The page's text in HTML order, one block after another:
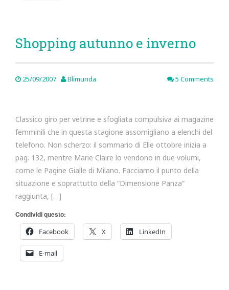
Shopping autunno e inverno
25/09/2007 Blimunda 5 Comments
Classico giro per vetrine e sfogliata compulsiva ai magazine
femminili che in questa stagione assomigliano a elenchi del
telefono. Non scherzo: il sommario di Elle ottobre inizia a
pag. 132, mentre Marie Claire lo vendono in due volumi,
come le Pagine Gialle di Milano. Facciamo il punto della
situazione e soprattutto della “Dimensione Panza”
raggiunta, […]
Condividi questo:
Facebook
X LinkedIn
E-mail